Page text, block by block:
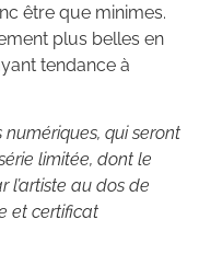
être que minimes.
plus belles en
tendance à
numériques, qui seront
limitée, dont le
l’artiste au dos de
et certificat